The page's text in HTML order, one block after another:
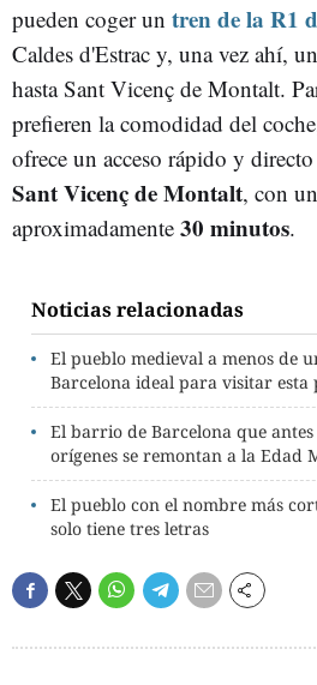
pueden coger un tren de la R1
Caldes d'Estrac y, una vez ahí,
hasta Sant Vicenç de Montalt.
prefieren la comodidad del
ofrece un acceso rápido y
Sant Vicenç de Montalt, con
aproximadamente 30 minutos.
Noticias relacionadas
El pueblo medieval a menos de
Barcelona ideal para visitar esta
El barrio de Barcelona que
orígenes se remontan a la Edad
El pueblo con el nombre más
solo tiene tres letras